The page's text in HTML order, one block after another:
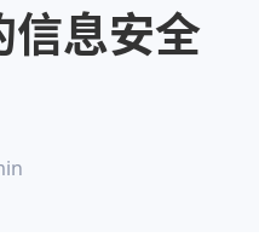
信息安全